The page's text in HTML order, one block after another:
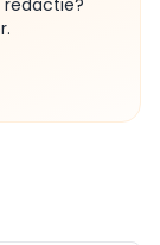
redactie?